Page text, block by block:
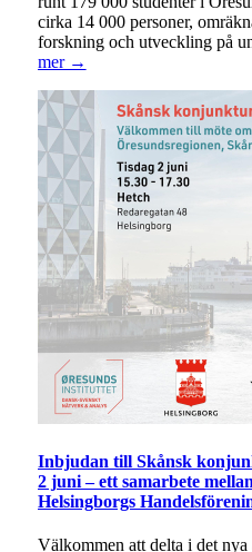
cirka 14 000 personer,
forskning och utveckling på
mer →
Inbjudan till Skånsk
2 juni – ett samarbete
Helsingborgs
Välkommen att delta i det